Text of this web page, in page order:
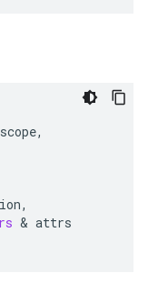
scope,
,
& attrs